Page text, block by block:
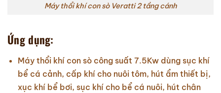
Máy thổi khí con sò Veratti 2 tầng cánh
Ứng dụng:
Máy thổi khí con sò công suất 7.5Kw dùng sục khí
bể cá cảnh, cấp khí cho nuôi tôm, hút ẩm thiết bị,
xục khí bể bơi, sục khí cho bể cá nuôi, hút chân